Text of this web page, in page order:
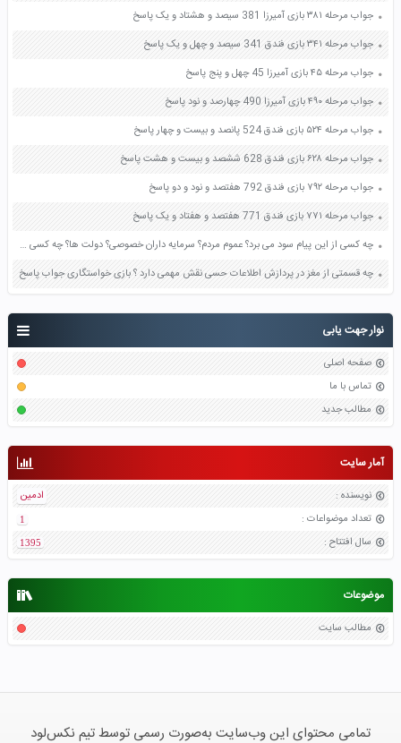
نوار جهت یابی
صفحه اصلی
تماس با ما
مطالب جدید
آمار سایت
نویسنده :
ادمین
تعداد موضواعات :
1
سال افتتاح :
1395
موضوعات
مطالب سایت
جواب مرحله ۳۸۱ بازی آمیرزا 381 سیصد و هشتاد و یک پاسخ
جواب مرحله ۳۴۱ بازی فندق 341 سیصد و چهل و یک پاسخ
جواب مرحله ۴۵ بازی آمیرزا 45 چهل و پنج پاسخ
جواب مرحله ۴۹۰ بازی آمیرزا 490 چهارصد و نود پاسخ
جواب مرحله ۵۲۴ بازی فندق 524 پانصد و بیست و چهار پاسخ
جواب مرحله ۶۲۸ بازی فندق 628 ششصد و بیست و هشت پاسخ
جواب مرحله ۷۹۲ بازی فندق 792 هفتصد و نود و دو پاسخ
جواب مرحله ۷۷۱ بازی فندق 771 هفتصد و هفتاد و یک پاسخ
چه کسی از این پیام سود می برد؟ عموم مردم؟ سرمایه داران خصوصی؟ دولت ها؟ چه کسی از این پیام ضرر می کند؟ صفحه 72 تفکر و سواد رسانه ای دهم
چه قسمتی از مغز در پردازش اطلاعات حسی نقش مهمی دارد ؟ بازی خواستگاری جواب پاسخ
تمامی محتوای این وب‌سایت به‌صورت رسمی توسط تیم نکس‌لود